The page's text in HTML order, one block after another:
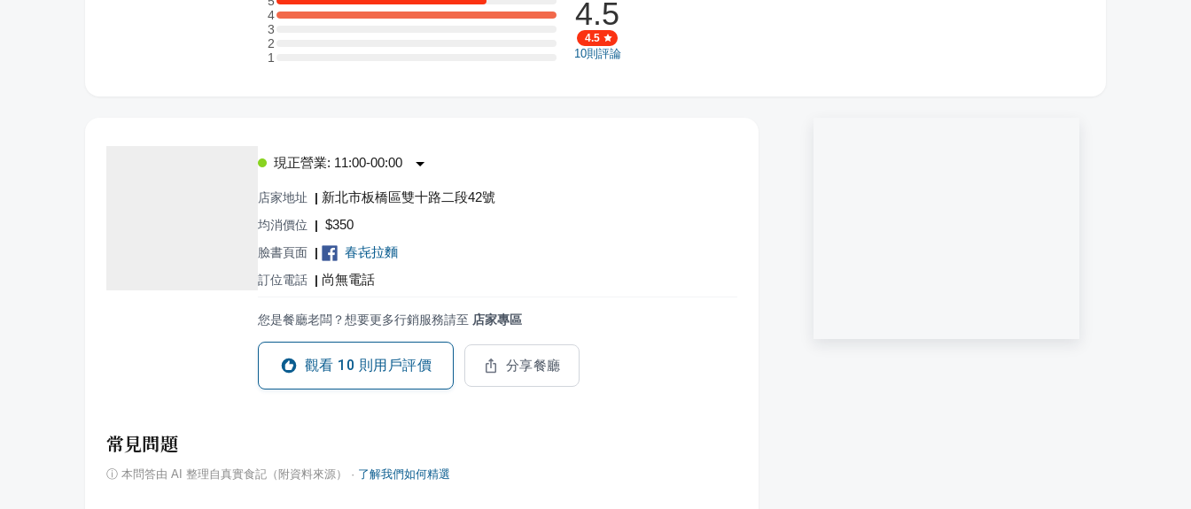
5 星：3 則評論
4
4 星：4 則評論
3
3 星：0 則評論
2
2 星：0 則評論
11 星：0 則評論
4.5
4.5
10則評論
現正營業: 11:00-00:00
店家地址 | 新北市板橋區雙十路二段42號
均消價位 | $350
臉書頁面 | 春㐂拉麵
訂位電話 | 尚無電話
您是餐廳老闆？想要更多行銷服務請至 店家專區
觀看 10 則用戶評價 分享餐廳
常見問題
ⓘ 本問答由 AI 整理自真實食記（附資料來源） · 了解我們如何精選